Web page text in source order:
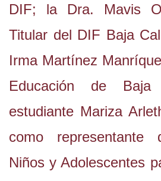
DIF; la Dra. Mavis
Titular del DIF Baja
Irma Martínez
Educación de Baja
estudiante Mariza
como
Niños y Adolescentes